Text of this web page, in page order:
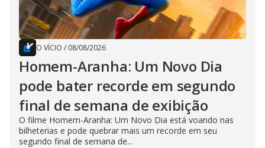
O VÍCIO / 08/08/2026
Homem-Aranha: Um Novo Dia
pode bater recorde em segundo
final de semana de exibição
O filme Homem-Aranha: Um Novo Dia está voando nas
bilheterias e pode quebrar mais um recorde em seu
segundo final de semana de...